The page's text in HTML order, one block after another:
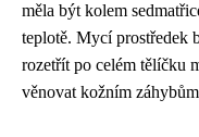
měla být kolem
teplotě. Mycí prostředek
rozetřít po celém tělíčku
věnovat kožním